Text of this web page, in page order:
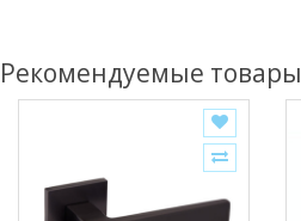
Рекомендуемые товары